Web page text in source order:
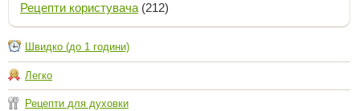
Рецепти користувача (212)
Швидко (до 1 години)
Легко
Рецепти для духовки